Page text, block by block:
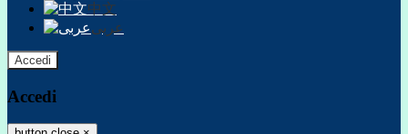
中文
عربى
Accedi
Accedi